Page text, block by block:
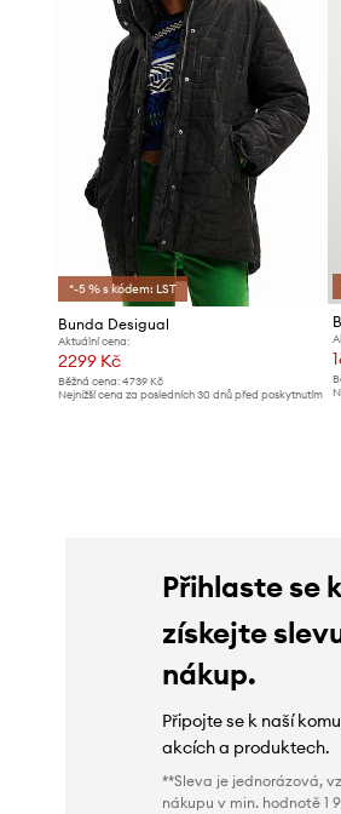
*-5 % s kódem: LST
Bunda Desigual
Aktuální cena:
2299 Kč
Běžná cena: 4739 Kč
Nejnižší cena za posledních 30 dnů před poskytnutím
Přihlaste se
získejte
nákup.
Připojte se k naší
akcích a produktech.
**Sleva je jednorázová,
nákupu v min. hodnotě 1